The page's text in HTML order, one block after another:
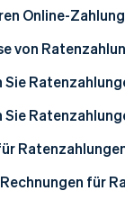
Stripe-Sessions
Jetzt ansehen
Online-
von
über POS-
über
über Satispay
per Pay-Oh
(Revenue
für